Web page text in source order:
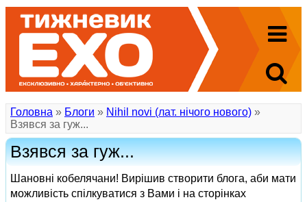
Головна » Блоги » Nihil novi (лат. нічого нового) »
Взявся за гуж...
Взявся за гуж...
Шановні кобелячани! Вирішив створити блога, аби мати
можливість спілкуватися з Вами і на сторінках